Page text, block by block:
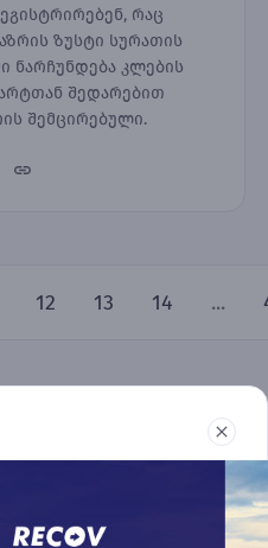
რაც
ზუსტი სურათის
ნარჩუნდება კლების
შედარებით
შემცირებული.
12 13 14 ...